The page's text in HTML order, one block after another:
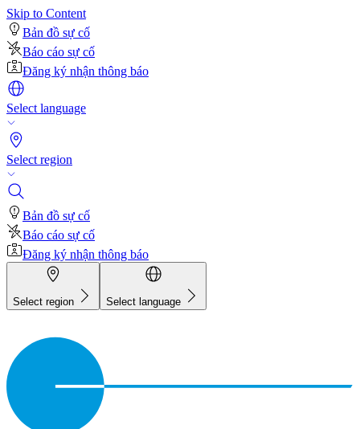
Skip to Content
Bản đồ sự cố
Báo cáo sự cố
Đăng ký nhận thông báo
Select language
Select region
Bản đồ sự cố
Báo cáo sự cố
Đăng ký nhận thông báo
Select region Select language